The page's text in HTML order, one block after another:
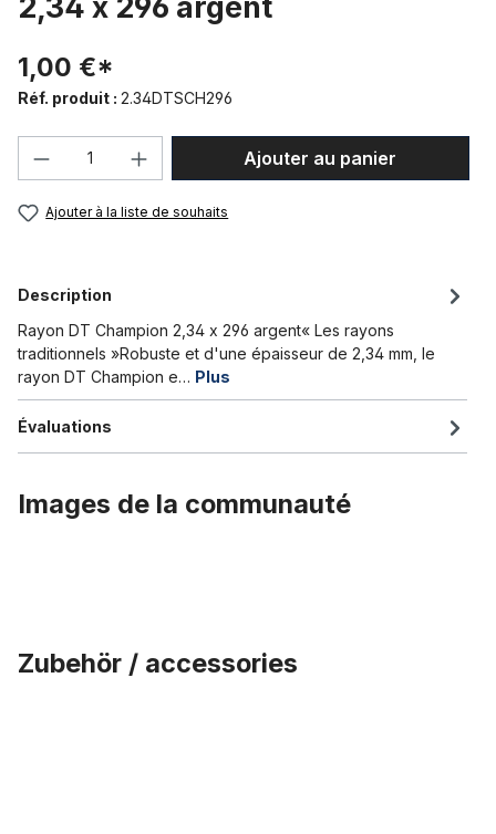
1,00 €*
Réf. produit : 2.34DTSCH296
Quantité de produit : Entrez la
Ajouter au panier
Ajouter à la liste de souhaits
Description
Rayon DT Champion 2,34 x 296 argent« Les rayons
traditionnels »Robuste et d'une épaisseur de 2,34 mm, le
rayon DT Champion e… Plus
Évaluations
Images de la communauté
Zubehör / accessories